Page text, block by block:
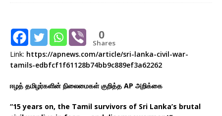
0
Shares
Link: https://apnews.com/article/sri-lanka-civil-war-
tamils-edbfcf1f61128b74bb9c889ef3a62262
ஈழத் தமிழர்களின் நிலைமைகள் குறித்த AP அறிக்கை
“15 years on, the Tamil survivors of Sri Lanka’s brutal